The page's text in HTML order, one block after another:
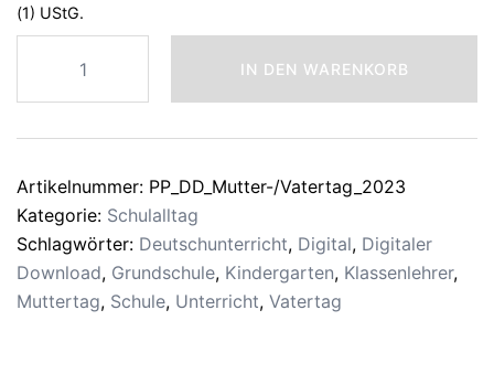
(1) UStG.
z.B.
Mutter-/Vatertag
2023)
Menge
IN DEN WARENKORB
Artikelnummer: PP_DD_Mutter-/Vatertag_2023
Kategorie: Schulalltag
Schlagwörter: Deutschunterricht, Digital, Digitaler
Download, Grundschule, Kindergarten, Klassenlehrer,
Muttertag, Schule, Unterricht, Vatertag